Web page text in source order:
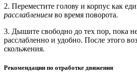
2. Переместите голову и корпус как
расслаблением во время поворота.
3. Дышите свободно до тех пор, пока не
расслабленно и удобно. После этого
скольжения.
Рекомендации по отработке движения